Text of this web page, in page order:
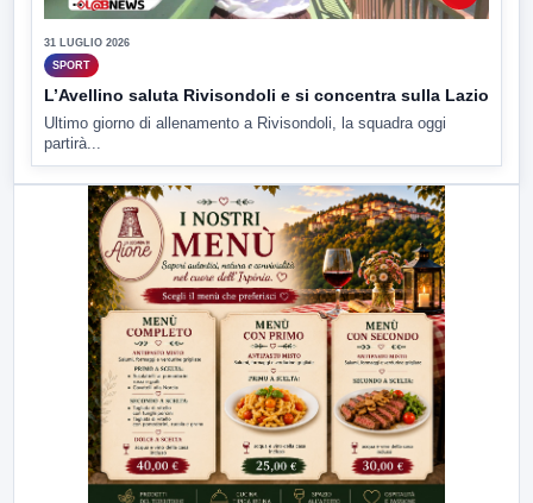
31 LUGLIO 2026
SPORT
L’Avellino saluta Rivisondoli e si concentra sulla Lazio
Ultimo giorno di allenamento a Rivisondoli, la squadra oggi
partirà...